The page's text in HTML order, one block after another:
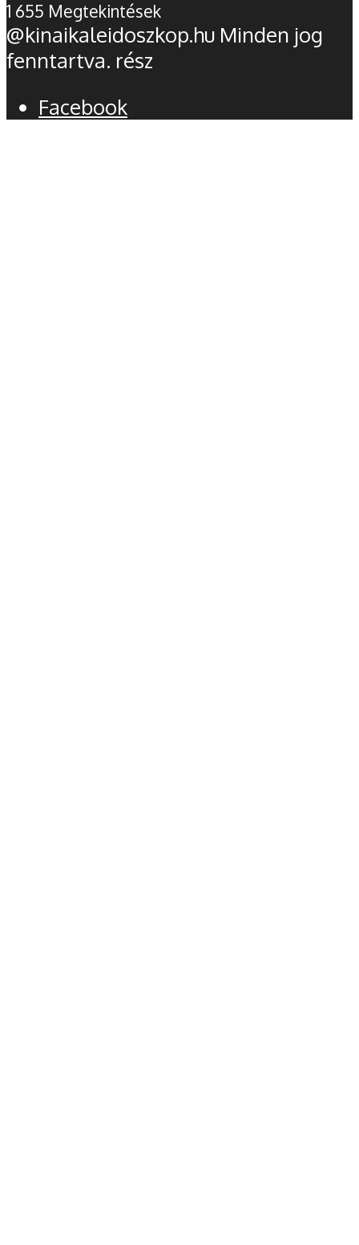
1 655 Megtekintések
@kinaikaleidoszkop.hu Minden jog
fenntartva. rész
Facebook